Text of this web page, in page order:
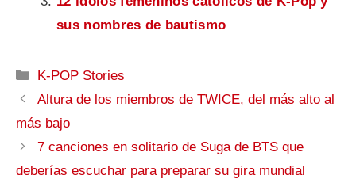
sus nombres de bautismo
Categorías
K-POP Stories
Altura de los miembros de TWICE, del más alto al
más bajo
7 canciones en solitario de Suga de BTS que
deberías escuchar para preparar su gira mundial